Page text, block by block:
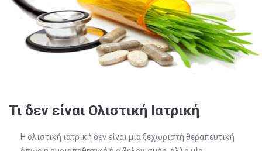
Τι δεν είναι Ολιστική Ιατρική
Η ολιστική ιατρική δεν είναι μία ξεχωριστή θεραπευτική